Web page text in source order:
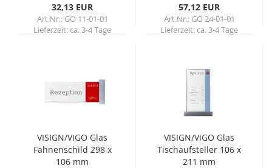
32,13 EUR
Art.Nr.: GO 11-01-01
Lieferzeit:ca. 3-4 Tage
57,12 EUR
Art.Nr.: GO 24-01-01
Lieferzeit:ca. 3-4 Tage
VI­SIGN/VIGO Glas
Fah­nen­schild 298 x
106 mm
VI­SIGN/VIGO Glas
Tisch­auf­stel­ler 106 x
211 mm